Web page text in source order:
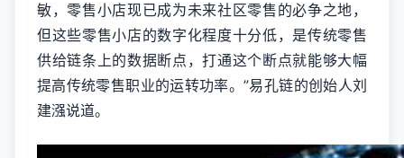
敏，零售小店现已成为未来社区零售的必争之地，
但这些零售小店的数字化程度十分低，是传统零售
供给链条上的数据断点，打通这个断点就能够大幅
提高传统零售职业的运转功率。”易孔链的创始人刘
建漒说道。